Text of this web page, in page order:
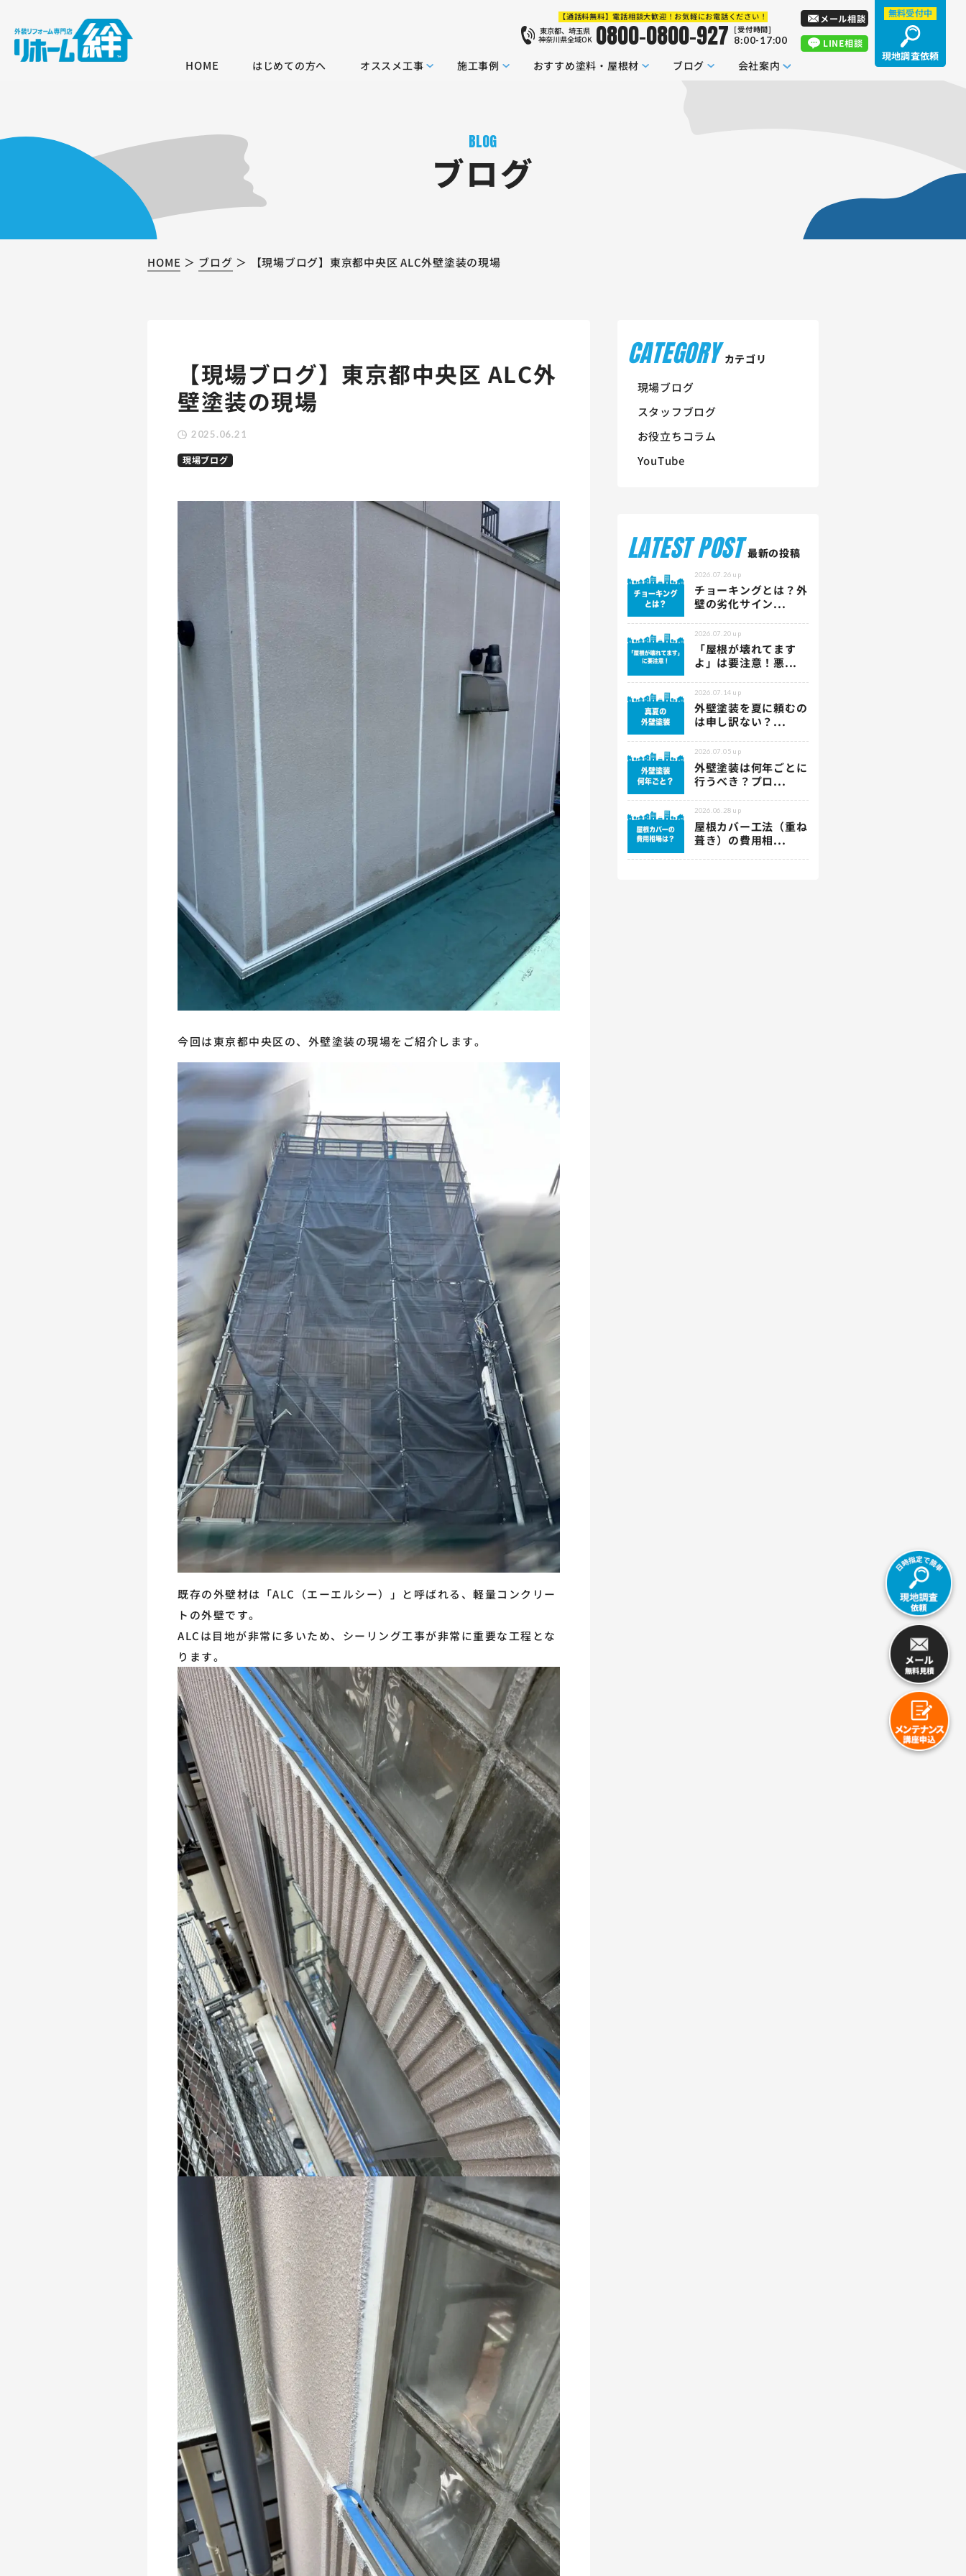
HOME はじめての方へ オススメ工事 施工事例 おすすめ塗料・屋根材 ブログ 会社案内
【通話料無料】電話相談大歓迎！お気軽にお電話ください！
東京都、埼玉県
神奈川県全域OK 0800-0800-927 [受付時間]
8:00-17:00
無料受付中
現地調査依頼
メール相談
LINE相談
BLOG
ブログ
HOME ブログ 【現場ブログ】東京都中央区 ALC外壁塗装の現場
【現場ブログ】東京都中央区 ALC外
壁塗装の現場
2025.06.21
現場ブログ
今回は東京都中央区の、外壁塗装の現場をご紹介します。
既存の外壁材は「ALC（エーエルシー）」と呼ばれる、軽量コンクリー
トの外壁です。
ALCは目地が非常に多いため、シーリング工事が非常に重要な工程とな
ります。
CATEGORY カテゴリ
現場ブログ
スタッフブログ
お役立ちコラム
YouTube
LATEST POST 最新の投稿
2026.07.26 up
チョーキングとは？外
壁の劣化サイン...
2026.07.20 up
「屋根が壊れてます
よ」は要注意！悪...
2026.07.14 up
外壁塗装を夏に頼むの
は申し訳ない？...
2026.07.05 up
外壁塗装は何年ごとに
行うべき？プロ...
2026.06.28 up
屋根カバー工法（重ね
葺き）の費用相...